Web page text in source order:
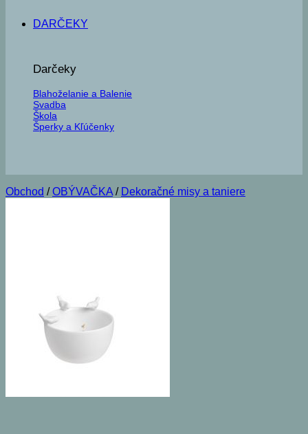
DARČEKY
Darčeky
Blahoželanie a Balenie
Svadba
Škola
Šperky a Kľúčenky
Obchod / OBÝVAČKA / Dekoračné misy a taniere